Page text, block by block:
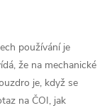
používání je
že na mechanické
je, když se
na ČOI, jak